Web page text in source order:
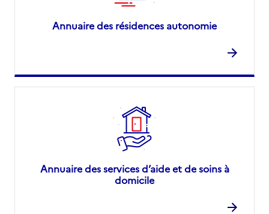
Annuaire des résidences autonomie
Annuaire des services d’aide et de soins à
domicile